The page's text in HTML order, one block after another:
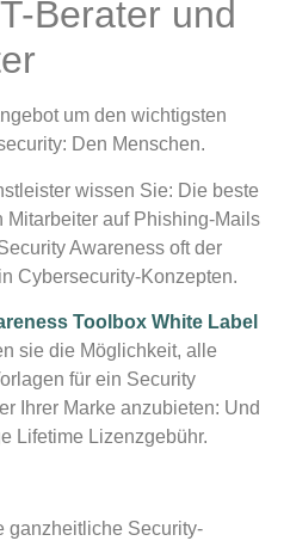
Berater und
um den wichtigsten
Den Menschen.
wissen Sie: Die beste
Mitarbeiter auf Phishing-Mails
Awareness oft der
Cybersecurity-Konzepten.
Toolbox White Label
sie die Möglichkeit, alle
für ein Security
Ihrer Marke anzubieten: Und
Lifetime Lizenzgebühr.
ganzheitliche Security-